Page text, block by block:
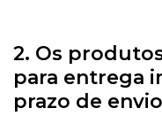
2. Os
para entrega
prazo de